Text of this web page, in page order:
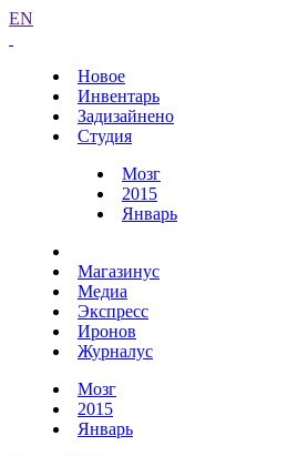
EN
Новое
Инвентарь
Задизайнено
Студия
Мозг
2015
Январь
Магазинус
Медиа
Экспресс
Иронов
Журналус
Мозг
2015
Январь